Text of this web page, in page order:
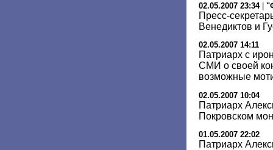
02.05.2007 23:34|
Пресс-
Венедиктов и
02.05.2007 14:11
Патриарх с
СМИ о своей
возможные
02.05.2007 10:04
Патриарх
Покровском
01.05.2007 22:02
Патриарх